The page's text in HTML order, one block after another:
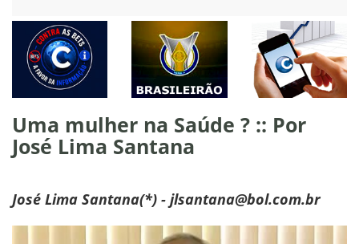
Uma mulher na Saúde ? :: Por
José Lima Santana
José Lima Santana(*) - jlsantana@bol.com.br